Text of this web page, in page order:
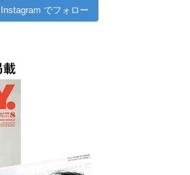
Instagram でフォロー